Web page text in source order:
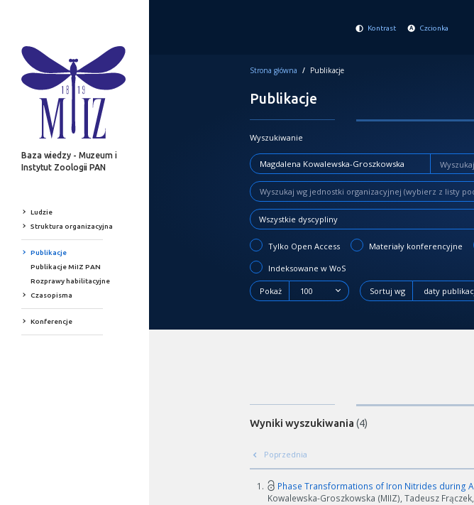
Baza wiedzy - Muzeum i
Instytut Zoologii PAN
Ludzie
Struktura organizacyjna
Publikacje
Publikacje MiIZ PAN
Rozprawy habilitacyjne
Czasopisma
Konferencje
Kontrast Czcionka
Strona główna / Publikacje
Publikacje
Wyszukiwanie
Wszystkie dyscypliny
Tylko Open Access Materiały konferencyjne
Indeksowane w WoS
Pokaż 100 Sortuj wg daty
Wyniki wyszukiwania (4)
Poprzednia
1. Phase Transformations of Iron Nitrides during
Kowalewska-Groszkowska (MIIZ), Tadeusz